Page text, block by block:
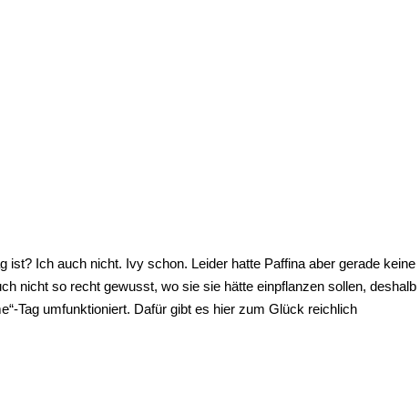
ist? Ich auch nicht. Ivy schon. Leider hatte Paffina aber gerade keine
nicht so recht gewusst, wo sie sie hätte einpflanzen sollen, deshalb
Tag umfunktioniert. Dafür gibt es hier zum Glück reichlich